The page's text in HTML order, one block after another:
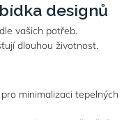
designů
vašich potřeb.
dlouhou životnost.
minimalizaci tepelných